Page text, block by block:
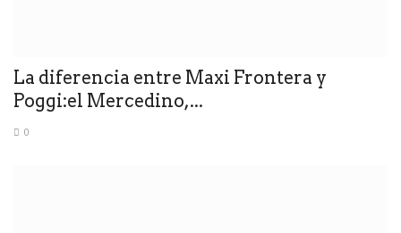
La diferencia entre Maxi Frontera y
Poggi:el Mercedino,...
0